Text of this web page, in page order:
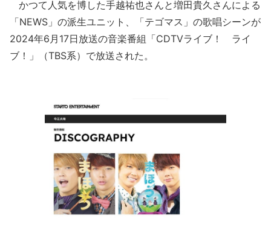
かつて人気を博した手越祐也さんと増田貴久さんによる
「NEWS」の派生ユニット、「テゴマス」の歌唱シーンが
2024年6月17日放送の音楽番組「CDTVライブ！ ライ
ブ！」（TBS系）で放送された。